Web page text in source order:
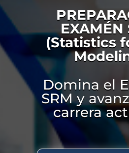
EXAMÉN
(Statistics
Domina el
SRM y
carrera